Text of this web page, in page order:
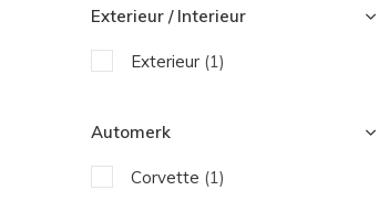
Exterieur / Interieur
Exterieur (1)
Automerk
Corvette (1)